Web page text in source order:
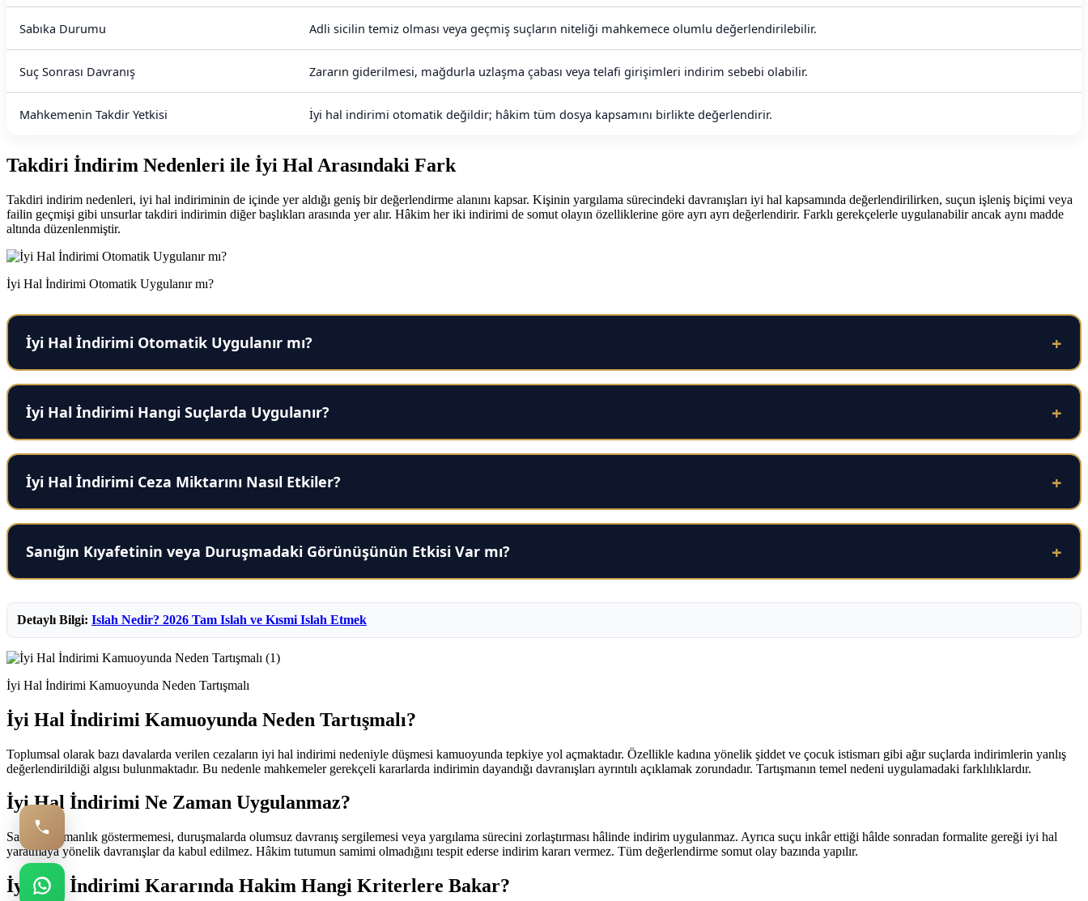
Sabıka Durumu Adli sicilin temiz olması veya geçmiş suçların niteliği mahkemece olumlu değerlendirilebilir.
Suç Sonrası Davranış Zararın giderilmesi, mağdurla uzlaşma çabası veya telafi girişimleri indirim sebebi olabilir.
Mahkemenin Takdir Yetkisi İyi hal indirimi otomatik değildir; hâkim tüm dosya kapsamını birlikte değerlendirir.
Takdiri İndirim Nedenleri ile İyi Hal Arasındaki Fark
Takdiri indirim nedenleri, iyi hal indiriminin de içinde yer aldığı geniş bir değerlendirme alanını kapsar. Kişinin yargılama sürecindeki davranışları iyi hal kapsamında değerlendirilirken, suçun işleniş biçimi veya
failin geçmişi gibi unsurlar takdiri indirimin diğer başlıkları arasında yer alır. Hâkim her iki indirimi de somut olayın özelliklerine göre ayrı ayrı değerlendirir. Farklı gerekçelerle uygulanabilir ancak aynı madde
altında düzenlenmiştir.
İyi Hal İndirimi Otomatik Uygulanır mı?
İyi Hal İndirimi Otomatik Uygulanır mı? +
İyi Hal İndirimi Hangi Suçlarda Uygulanır? +
İyi Hal İndirimi Ceza Miktarını Nasıl Etkiler? +
Sanığın Kıyafetinin veya Duruşmadaki Görünüşünün Etkisi Var mı? +
Detaylı Bilgi: Islah Nedir? 2026 Tam Islah ve Kısmi Islah Etmek
İyi Hal İndirimi Kamuoyunda Neden Tartışmalı
İyi Hal İndirimi Kamuoyunda Neden Tartışmalı?
Toplumsal olarak bazı davalarda verilen cezaların iyi hal indirimi nedeniyle düşmesi kamuoyunda tepkiye yol açmaktadır. Özellikle kadına yönelik şiddet ve çocuk istismarı gibi ağır suçlarda indirimlerin yanlış
değerlendirildiği algısı bulunmaktadır. Bu nedenle mahkemeler gerekçeli kararlarda indirimin dayandığı davranışları ayrıntılı açıklamak zorundadır. Tartışmanın temel nedeni uygulamadaki farklılıklardır.
İyi Hal İndirimi Ne Zaman Uygulanmaz?
Sanığın pişmanlık göstermemesi, duruşmalarda olumsuz davranış sergilemesi veya yargılama sürecini zorlaştırması hâlinde indirim uygulanmaz. Ayrıca suçu inkâr ettiği hâlde sonradan formalite gereği iyi hal
yaratmaya yönelik davranışlar da kabul edilmez. Hâkim tutumun samimi olmadığını tespit ederse indirim kararı vermez. Tüm değerlendirme somut olay bazında yapılır.
İyi Hal İndirimi Kararında Hakim Hangi Kriterlere Bakar?